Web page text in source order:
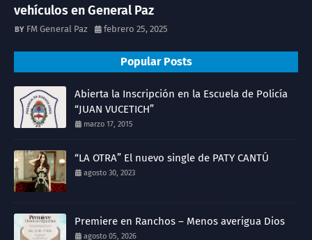
vehículos en General Paz
FM General Paz febrero 25, 2025
Popular Posts
Abierta la Inscripción en la Escuela de Policía
“JUAN VUCETICH”
marzo 17, 2015
“LA OTRA” El nuevo single de PATY CANTÚ
agosto 30, 2023
Premiere en Ranchos – Menos averigua Dios
agosto 05, 2026